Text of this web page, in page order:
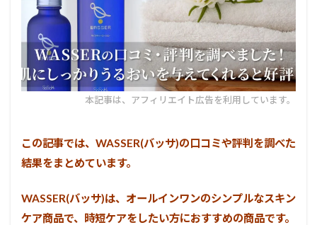
本記事は、アフィリエイト広告を利用しています。
この記事では、WASSER(バッサ)の口コミや評判を調べた
結果をまとめています。
WASSER(バッサ)は、オールインワンのシンプルなスキン
ケア商品で、時短ケアをしたい方におすすめの商品です。